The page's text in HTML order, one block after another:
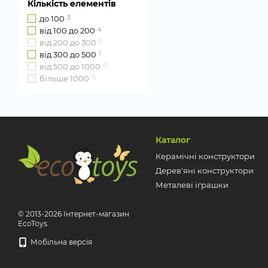
STEM 2
STEM LAB 3
Кількість елементів
до 100 3
від 100 до 200 4
від 200 до 300 0
від 300 до 500 1
від 500 до 1000 0
більше 1000 0
© 2013-2026 Інтернет-магазин
EcoToys.
Мобільна версія
Каталог
Керамічні конструктори
Дерев'яні конструктори
Металеві іграшки